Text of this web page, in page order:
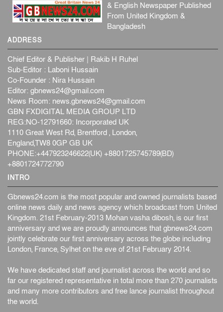
& English Newspaper Published
From United Kingdom &
Bangladesh
ADDRESS
Chief Editor & Publisher | Rakib H Ruhel
Sub-Editor : Laboni Hussain
Co-Founder : Nira Hussain
Editor: gbnews24@gmail.com
News Room: news.gbnews24@gmail.com
GBN FXDIGITAL MEDIA GROUP LTD
REG:NO-12791660: Incorporated UK
1110 Great West Rd, Brentford , London,
England,TW8 0GP GB UK
PHONE:+447923246622(UK) +8801725745789(BD)
+8801724772790
INTRO
Gbnews24.com is the most popular and owned journalists based
online news daily and news agency which broadcast from United
Kingdom. 21st February-2013 Mohan vasha dibosh, is our first
anniversary and we are proudly announces that gbnews24.com
jointly celebrate our first anniversary across the globe including
London, France, Sylhet on the eve of 21st February 2014.
We have dedicated staff and journalist across the world and so
far our registered representative in total more than 270 journalists
and many more contributors and free lance journalist throughout
the world.